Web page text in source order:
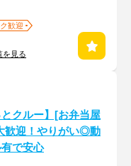
歓迎
を見る
とクルー】[お弁当屋
歓迎！やりがい◎動
で安心